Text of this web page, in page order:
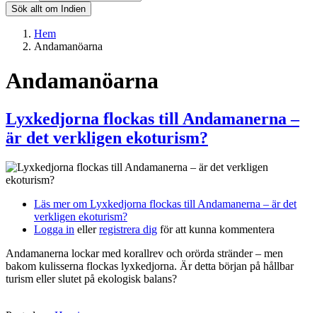
Sök allt om Indien
Hem
Andamanöarna
Andamanöarna
Lyxkedjorna flockas till Andamanerna –
är det verkligen ekoturism?
Läs merom Lyxkedjorna flockas till Andamanerna – är det
verkligen ekoturism?
Logga in ellerregistrera dig för att kunna kommentera
Andamanerna lockar med korallrev och orörda stränder – men
bakom kulisserna flockas lyxkedjorna. Är detta början på hållbar
turism eller slutet på ekologisk balans?